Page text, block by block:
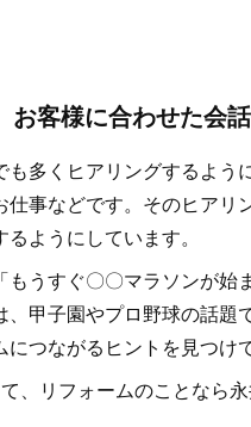
客様に合わせた会
多くヒアリングするよう
事などです。そのヒアリ
ようにしています。
うすぐ〇〇マラソンが始
甲子園やプロ野球の話題
つながるヒントを見つけ
、リフォームのことなら